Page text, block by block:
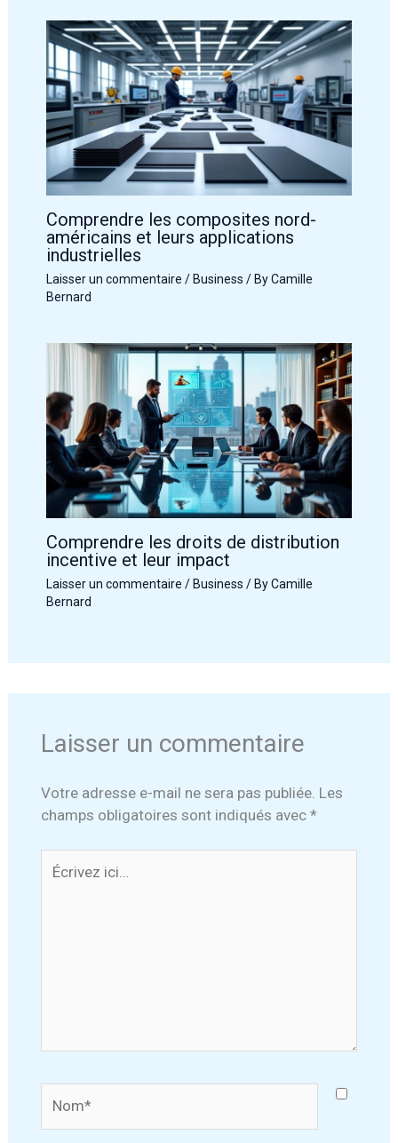
Comprendre les composites nord-
américains et leurs applications
industrielles
Laisser un commentaire / Business / ByCamille
Bernard
Comprendre les droits de distribution
incentive et leur impact
Laisser un commentaire / Business / ByCamille
Bernard
Laisser un commentaire
Votre adresse e-mail ne sera pas publiée. Les
champs obligatoires sont indiqués avec *
ici…